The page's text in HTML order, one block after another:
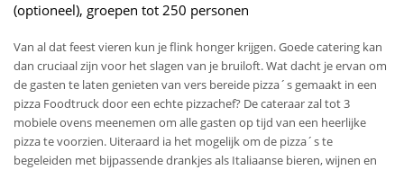
(optioneel), groepen tot 250 personen
Van al dat feest vieren kun je flink honger krijgen. Goede catering kan
dan cruciaal zijn voor het slagen van je bruiloft. Wat dacht je ervan om
de gasten te laten genieten van vers bereide pizza´s gemaakt in een
pizza Foodtruck door een echte pizzachef? De cateraar zal tot 3
mobiele ovens meenemen om alle gasten op tijd van een heerlijke
pizza te voorzien. Uiteraard ia het mogelijk om de pizza´s te
begeleiden met bijpassende drankjes als Italiaanse bieren, wijnen en